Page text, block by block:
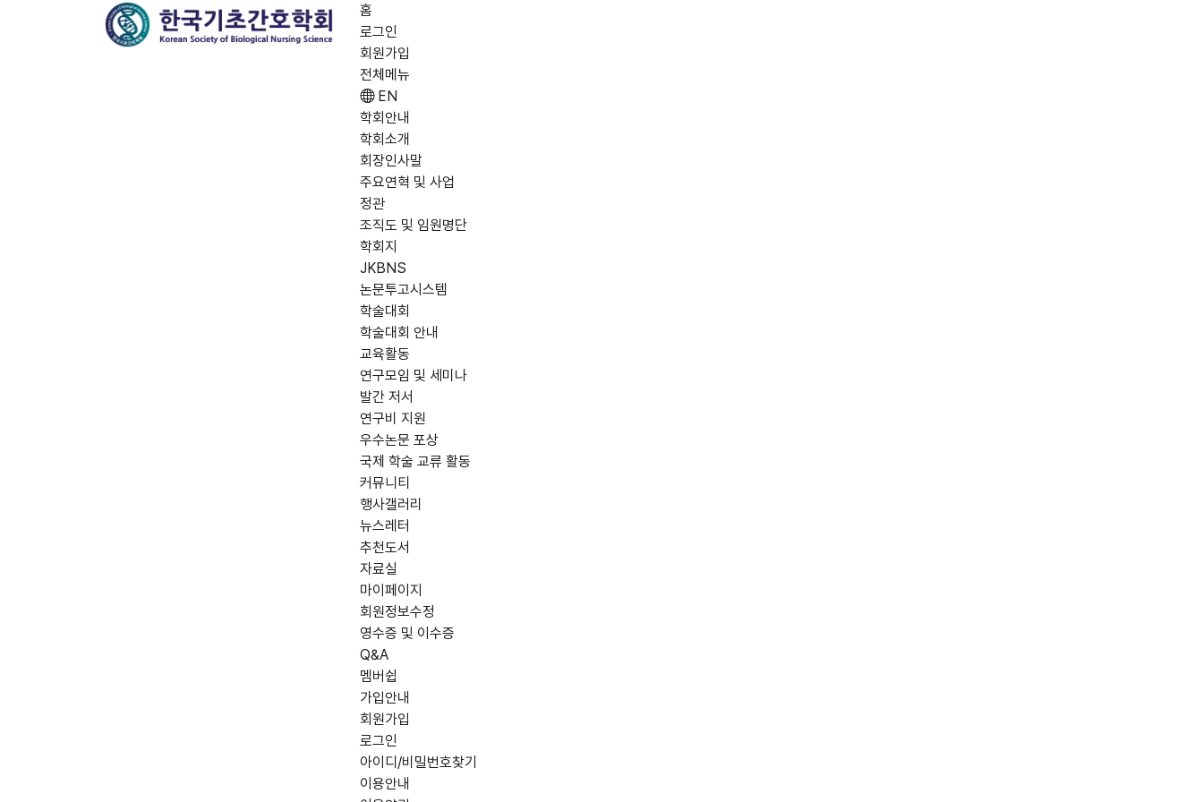
홈
로그인
회원가입
전체메뉴
EN
학회안내
학회소개
회장인사말
주요연혁 및 사업
정관
조직도 및 임원명단
학회지
JKBNS
논문투고시스템
학술대회
학술대회 안내
교육활동
연구모임 및 세미나
발간 저서
연구비 지원
우수논문 포상
국제 학술 교류 활동
커뮤니티
행사갤러리
뉴스레터
추천도서
자료실
마이페이지
회원정보수정
영수증 및 이수증
Q&A
멤버쉽
가입안내
회원가입
로그인
아이디/비밀번호찾기
이용안내